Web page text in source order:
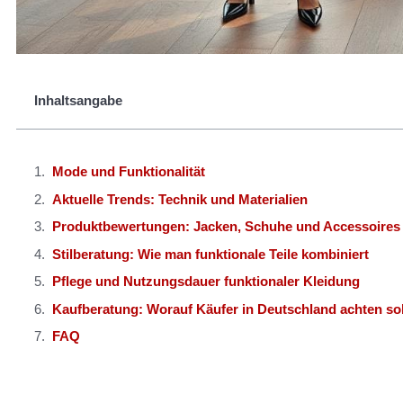
Inhaltsangabe
Mode und Funktionalität
Aktuelle Trends: Technik und Materialien
Produktbewertungen: Jacken, Schuhe und Accessoires
Stilberatung: Wie man funktionale Teile kombiniert
Pflege und Nutzungsdauer funktionaler Kleidung
Kaufberatung: Worauf Käufer in Deutschland achten
FAQ